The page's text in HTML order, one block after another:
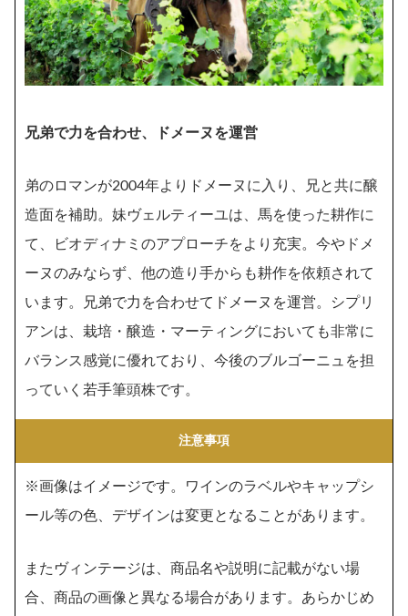
兄弟で力を合わせ、ドメーヌを運営
弟のロマンが2004年よりドメーヌに入り、兄と共に醸
造面を補助。妹ヴェルティーユは、馬を使った耕作に
て、ビオディナミのアプローチをより充実。今やドメ
ーヌのみならず、他の造り手からも耕作を依頼されて
います。兄弟で力を合わせてドメーヌを運営。シプリ
アンは、栽培・醸造・マーティングにおいても非常に
バランス感覚に優れており、今後のブルゴーニュを担
っていく若手筆頭株です。
注意事項
※画像はイメージです。ワインのラベルやキャップシ
ール等の色、デザインは変更となることがあります。
またヴィンテージは、商品名や説明に記載がない場
合、商品の画像と異なる場合があります。あらかじめ